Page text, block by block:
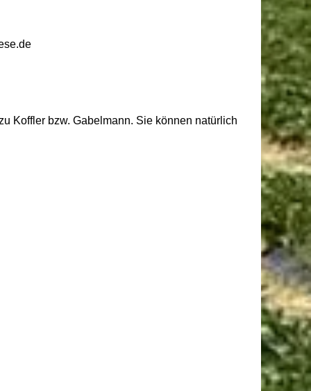
Koffler bzw. Gabelmann. Sie können natürlich